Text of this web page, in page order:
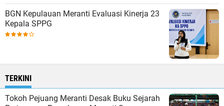
BGN Kepulauan Meranti Evaluasi Kinerja 23
Kepala SPPG
TERKINI
Tokoh Pejuang Meranti Desak Buku Sejarah